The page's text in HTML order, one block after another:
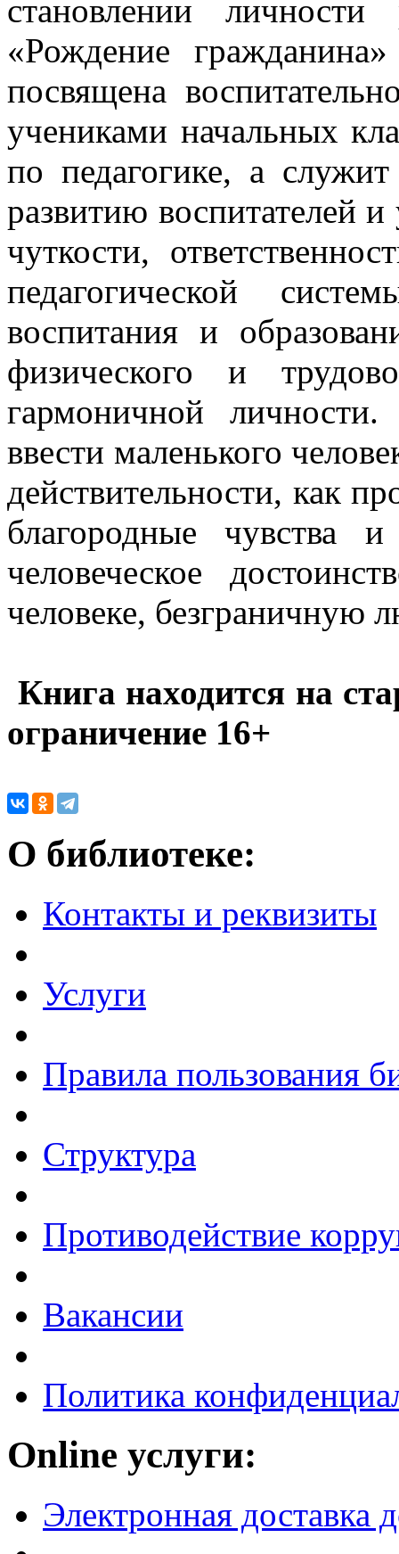
становлении
«Рождение
посвящена
учениками начальных
по педагогике, а
развитию воспитателей
чуткости,
педагогической
воспитания и
физического и
гармоничной
ввести маленького
действительности, как
благородные чувства
человеческое
человеке, безграничную
Книга находится на
ограничение 16+
О библиотеке:
Контакты и реквизиты
Услуги
Правила пользования
Структура
Противодействие
Вакансии
Политика
Online услуги:
Электронная доставка